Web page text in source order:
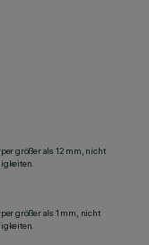
größer als 12 mm, nicht
größer als 1 mm, nicht